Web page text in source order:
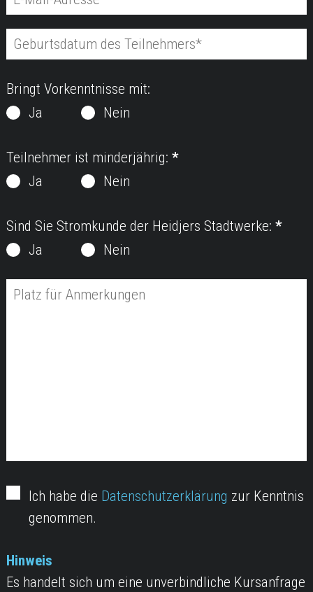
Bringt Vorkenntnisse mit:
Ja
Nein
Teilnehmer ist minderjährig: *
Ja
Nein
Sind Sie Stromkunde der Heidjers Stadtwerke: *
Ja
Nein
Ich habe die Datenschutzerklärung zur Kenntnis
genommen.
Hinweis
Es handelt sich um eine unverbindliche Kursanfrage